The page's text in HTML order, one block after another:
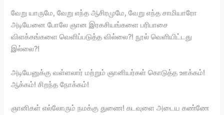
வேறு யாருமே, வேறு எந்த ஆசிரமுமே, வேறு எந்த சாமியாரோ
அடியேனை போலே ஞான இரகசியங்களை பரிபாசை
விளக்கங்களை வெளிப்படுத்த வில்லை?! நூல் வெளியிட்டது
இல்லை?!
அடியேனுக்கு வள்ளலார் மற்றும் ஞானியர்கள் கொடுத்த ஊக்கம்!
ஆக்கம்! சிறந்த நோக்கம்!
ஞானிகள் எல்லோரும் நமக்கு துணை! கடவுளை அடைய கண்ணே